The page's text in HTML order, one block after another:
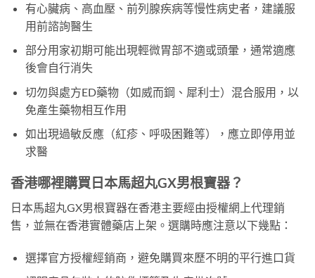
有心臟病、高血壓、前列腺疾病等慢性病史者，建議服
用前諮詢醫生
部分用家初期可能出現輕微胃部不適或頭暈，通常適應
後會自行消失
切勿與處方ED藥物（如威而鋼、犀利士）混合服用，以
免產生藥物相互作用
如出現過敏反應（紅疹、呼吸困難等），應立即停用並
求醫
香港哪裡購買日本馬超丸GX男根寶器？
日本馬超丸GX男根寶器在香港主要經由授權網上代理銷
售，並無在香港實體藥店上架。選購時應注意以下幾點：
選擇官方授權經銷商，避免購買來歷不明的平行進口貨